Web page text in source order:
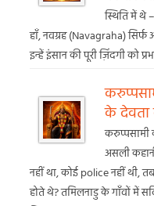
स्थिति में थे
हाँ, नवग्रह (Navagraha)
इन्हें इंसान की पूरी ज़िंदगी को
के देवता
करुप्पसामी
असली
नहीं था, कोई police नहीं थी,
होते थे? तमिलनाडु के गाँवों में